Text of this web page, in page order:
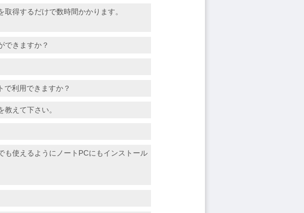
得するだけで数時間かかります。
できますか？
で利用できますか？
えて下さい。
も使えるようにノートPCにもインストール